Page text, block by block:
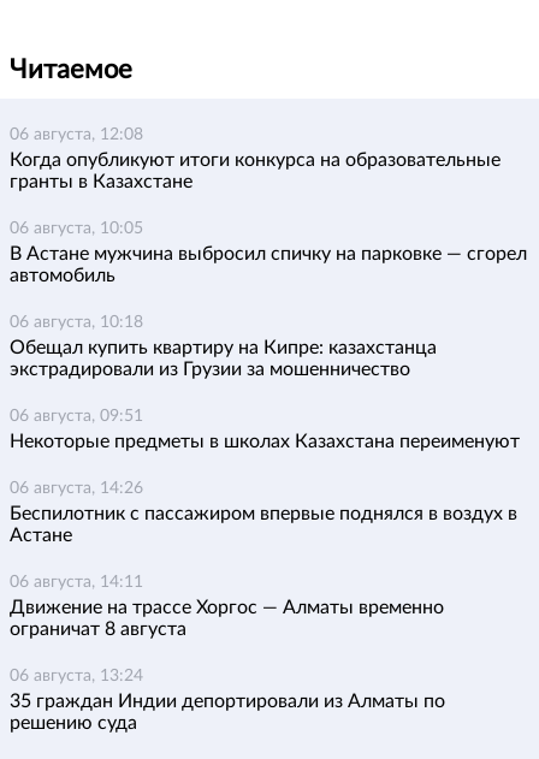
Читаемое
06 августа, 12:08
Когда опубликуют итоги конкурса на образовательные
гранты в Казахстане
06 августа, 10:05
В Астане мужчина выбросил спичку на парковке — сгорел
автомобиль
06 августа, 10:18
Обещал купить квартиру на Кипре: казахстанца
экстрадировали из Грузии за мошенничество
06 августа, 09:51
Некоторые предметы в школах Казахстана переименуют
06 августа, 14:26
Беспилотник с пассажиром впервые поднялся в воздух в
Астане
06 августа, 14:11
Движение на трассе Хоргос — Алматы временно
ограничат 8 августа
06 августа, 13:24
35 граждан Индии депортировали из Алматы по
решению суда